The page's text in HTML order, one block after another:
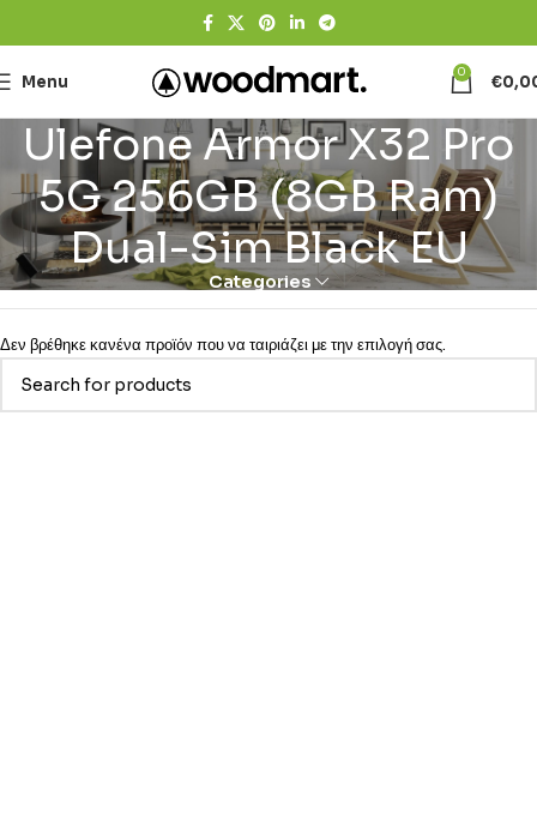
Menu 0 €
Ulefone Armor X32 Pro
5G 256GB (8GB Ram)
Dual-Sim Black EU
Categories
Δεν βρέθηκε κανένα προϊόν που να ταιριάζει με την επιλογή σας.